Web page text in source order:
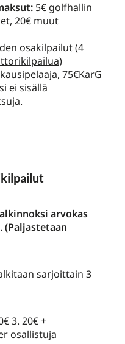
5€ golfhallin
20€ muut
osakilpailut (4
75€KarG
ei sisällä
arvokas
(Paljastetaan
sarjoittain 3
3. 20€ +
osallistuja